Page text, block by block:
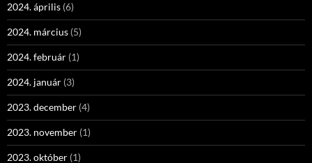
2024. április (6)
2024. március (5)
2024. február (1)
2024. január (3)
2023. december (4)
2023. november (1)
2023. október (1)